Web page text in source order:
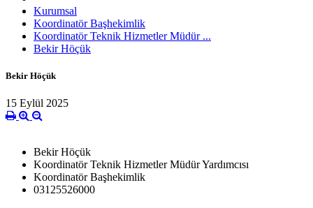
Kurumsal
Koordinatör Başhekimlik
Koordinatör Teknik Hizmetler Müdür ...
Bekir Höçük
Bekir Höçük
15 Eylül 2025
Bekir Höçük
Koordinatör Teknik Hizmetler Müdür Yardımcısı
Koordinatör Başhekimlik
03125526000